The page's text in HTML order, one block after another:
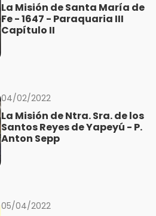
La Misión de Santa María de
Fe - 1647 - Paraquaria III
Capítulo II
04/02/2022
La Misión de Ntra. Sra. de los
Santos Reyes de Yapeyú - P.
Anton Sepp
05/04/2022